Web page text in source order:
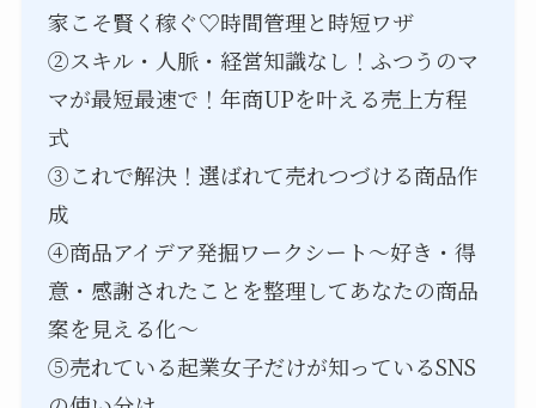
家こそ賢く稼ぐ♡時間管理と時短ワザ
②スキル・人脈・経営知識なし！ふつうのマ
マが最短最速で！年商UPを叶える売上方程
式
③これで解決！選ばれて売れつづける商品作
成
④商品アイデア発掘ワークシート～好き・得
意・感謝されたことを整理してあなたの商品
案を見える化～
⑤売れている起業女子だけが知っているSNS